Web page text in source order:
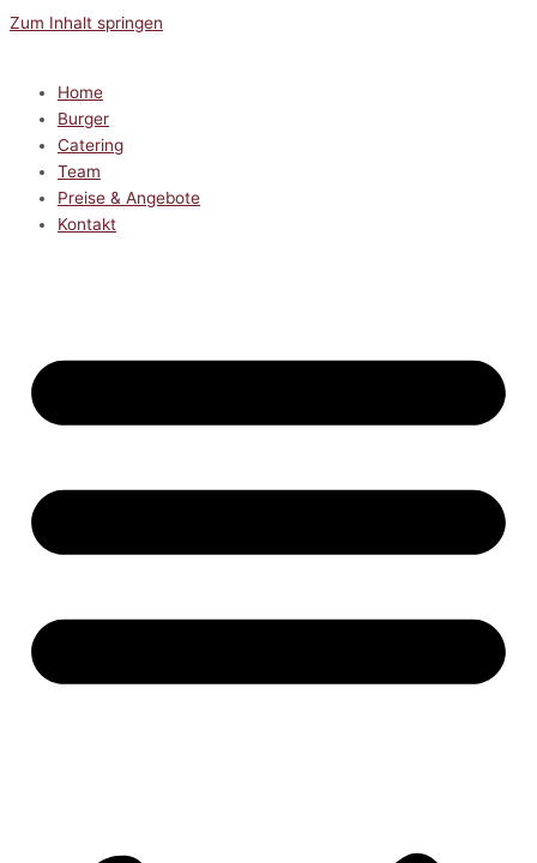
Zum Inhalt springen
Home
Burger
Catering
Team
Preise & Angebote
Kontakt